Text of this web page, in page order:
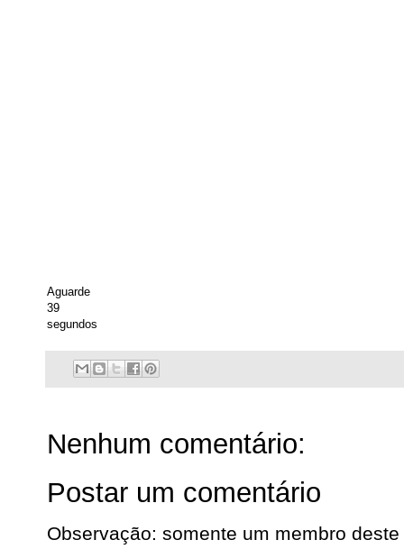
Aguarde
39
segundos
Nenhum comentário:
Postar um comentário
Observação: somente um membro